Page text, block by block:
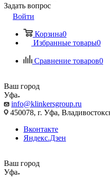
Задать вопрос
Войти
Корзина0
Избранные товары0
Сравнение товаров0
Ваш город
Уфа
info@klinkersgroup.ru
450078, г. Уфа,
Вконтакте
Яндекс.Дзен
Ваш город
Уфа